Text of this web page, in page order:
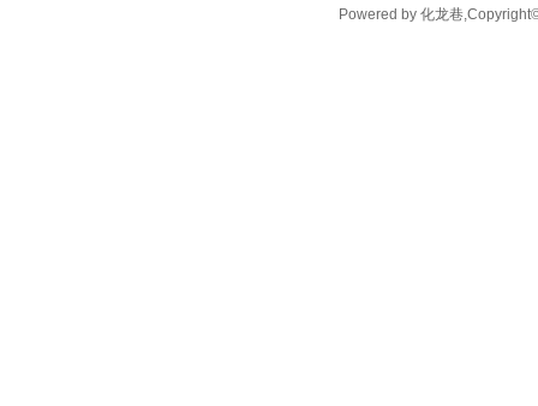
Powered by 化龙巷